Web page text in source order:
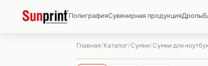
ПолиграфияСувенирная продукцияДропы
Главная/Каталог/Сумки/Сумки для